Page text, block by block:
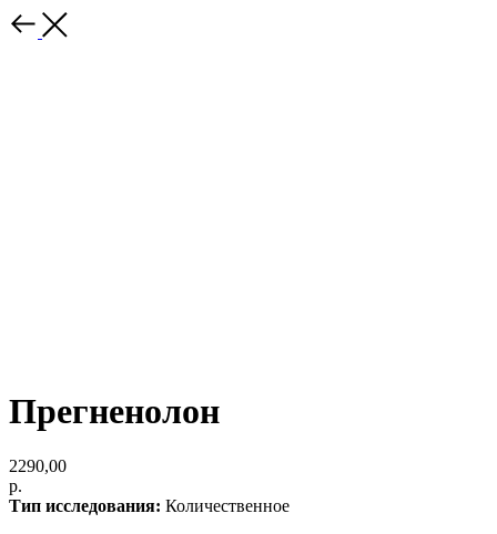
Прегненолон
2290,00
р.
Тип исследования: Количественное